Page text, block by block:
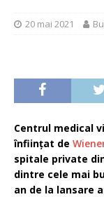
20 mai 2021
Centrul medical
înfiinţat de
spitale private
dintre cele mai
an de la lansare